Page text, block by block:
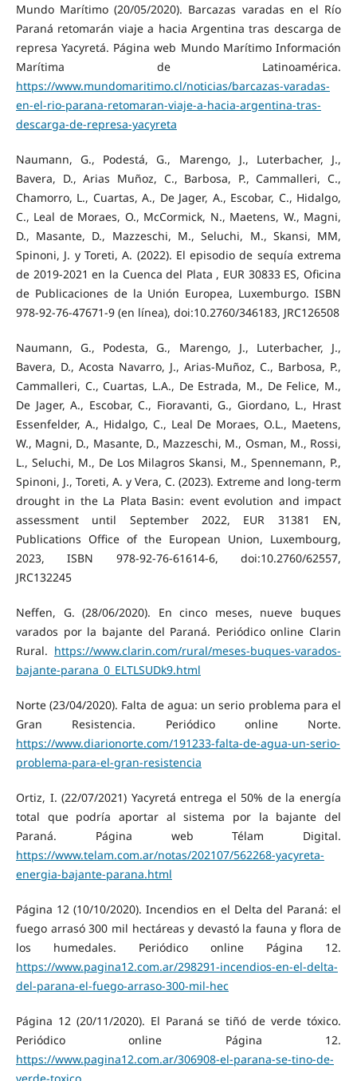
Mundo Marítimo (20/05/2020). Barcazas varadas en el Río
Paraná retomarán viaje a hacia Argentina tras descarga de
represa Yacyretá. Página web Mundo Marítimo Información
Marítima de Latinoamérica.
https://www.mundomaritimo.cl/noticias/barcazas-varadas-
en-el-rio-parana-retomaran-viaje-a-hacia-argentina-tras-
descarga-de-represa-yacyreta
Naumann, G., Podestá, G., Marengo, J., Luterbacher, J.,
Bavera, D., Arias Muñoz, C., Barbosa, P., Cammalleri, C.,
Chamorro, L., Cuartas, A., De Jager, A., Escobar, C., Hidalgo,
C., Leal de Moraes, O., McCormick, N., Maetens, W., Magni,
D., Masante, D., Mazzeschi, M., Seluchi, M., Skansi, MM,
Spinoni, J. y Toreti, A. (2022). El episodio de sequía extrema
de 2019-2021 en la Cuenca del Plata , EUR 30833 ES, Oficina
de Publicaciones de la Unión Europea, Luxemburgo. ISBN
978-92-76-47671-9 (en línea), doi:10.2760/346183, JRC126508
Naumann, G., Podesta, G., Marengo, J., Luterbacher, J.,
Bavera, D., Acosta Navarro, J., Arias-Muñoz, C., Barbosa, P.,
Cammalleri, C., Cuartas, L.A., De Estrada, M., De Felice, M.,
De Jager, A., Escobar, C., Fioravanti, G., Giordano, L., Hrast
Essenfelder, A., Hidalgo, C., Leal De Moraes, O.L., Maetens,
W., Magni, D., Masante, D., Mazzeschi, M., Osman, M., Rossi,
L., Seluchi, M., De Los Milagros Skansi, M., Spennemann, P.,
Spinoni, J., Toreti, A. y Vera, C. (2023). Extreme and long-term
drought in the La Plata Basin: event evolution and impact
assessment until September 2022, EUR 31381 EN,
Publications Office of the European Union, Luxembourg,
2023, ISBN 978-92-76-61614-6, doi:10.2760/62557,
JRC132245
Neffen, G. (28/06/2020). En cinco meses, nueve buques
varados por la bajante del Paraná. Periódico online Clarin
Rural. https://www.clarin.com/rural/meses-buques-varados-
bajante-parana_0_ELTLSUDk9.html
Norte (23/04/2020). Falta de agua: un serio problema para el
Gran Resistencia. Periódico online Norte.
https://www.diarionorte.com/191233-falta-de-agua-un-serio-
problema-para-el-gran-resistencia
Ortiz, I. (22/07/2021) Yacyretá entrega el 50% de la energía
total que podría aportar al sistema por la bajante del
Paraná. Página web Télam Digital.
https://www.telam.com.ar/notas/202107/562268-yacyreta-
energia-bajante-parana.html
Página 12 (10/10/2020). Incendios en el Delta del Paraná: el
fuego arrasó 300 mil hectáreas y devastó la fauna y flora de
los humedales. Periódico online Página 12.
https://www.pagina12.com.ar/298291-incendios-en-el-delta-
del-parana-el-fuego-arraso-300-mil-hec
Página 12 (20/11/2020). El Paraná se tiñó de verde tóxico.
Periódico online Página 12.
https://www.pagina12.com.ar/306908-el-parana-se-tino-de-